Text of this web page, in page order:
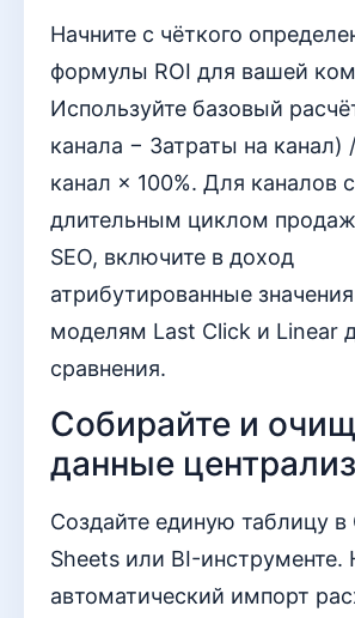
Начните с чёткого
формулы ROI для вашей
Используйте базовый
канала − Затраты на канал)
канал × 100%. Для каналов с
длительным циклом
SEO, включите в доход
атрибутированные
моделям Last Click и Linear
сравнения.
Собирайте и
данные
Создайте единую таблицу в
Sheets или BI-инструменте.
автоматический импорт